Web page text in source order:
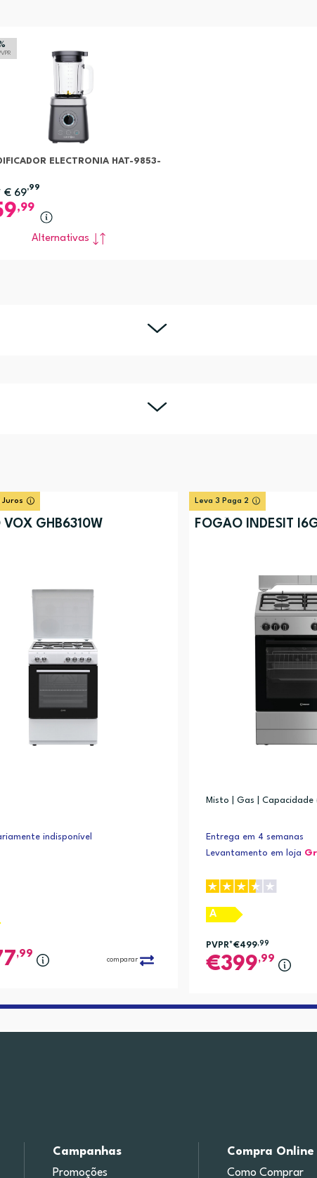
ELECTRONIA HAT-9853-
€ 69
,99
,99
Alternativas
Juros
VOX GHB6310W
indisponível
,99
comparar
Leva 3 Paga 2
FOGÃO INDESIT
Misto | Gas | Capacidade
Entrega em 4 semanas
Levantamento em loja
A
PVPR*€499,99
399,99
Campanhas
Promoções
Compra Online
Como Comprar